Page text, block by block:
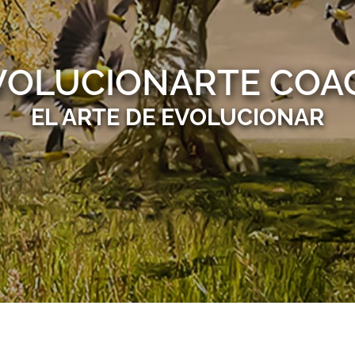
EL ARTE DE EVOLUCIONAR